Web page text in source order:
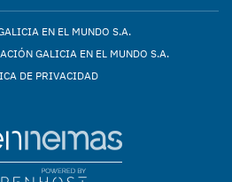
EN EL MUNDO S.A.
GALICIA EN EL MUNDO S.A.
DE PRIVACIDAD